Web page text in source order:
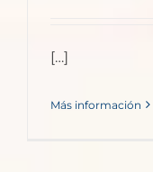
[…]
Más información